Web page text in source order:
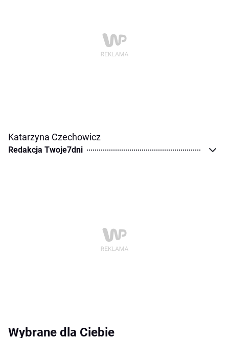
Katarzyna Czechowicz
Redakcja Twoje7dni
Wybrane dla Ciebie